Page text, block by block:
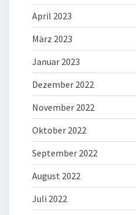
April 2023
März 2023
Januar 2023
Dezember 2022
November 2022
Oktober 2022
September 2022
August 2022
Juli 2022